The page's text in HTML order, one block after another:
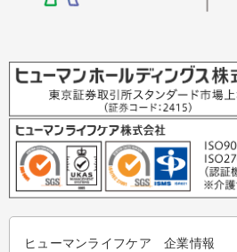
ヒューマンライフケア 企業情報